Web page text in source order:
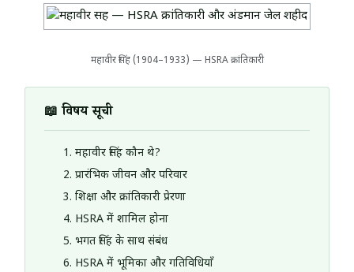
महावीर सिंह (1904–1933) — HSRA क्रांतिकारी
📖 विषय सूची
महावीर सिंह कौन थे?
प्रारंभिक जीवन और परिवार
शिक्षा और क्रांतिकारी प्रेरणा
HSRA में शामिल होना
भगत सिंह के साथ संबंध
HSRA में भूमिका और गतिविधियाँ